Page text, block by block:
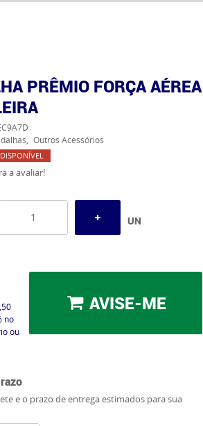
PRÊMIO FORÇA AÉREA
Outros Acessórios
a avaliar!
UN
no
ou
AVISE-ME
e o prazo de entrega estimados para sua